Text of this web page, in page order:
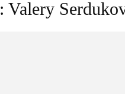
Valery